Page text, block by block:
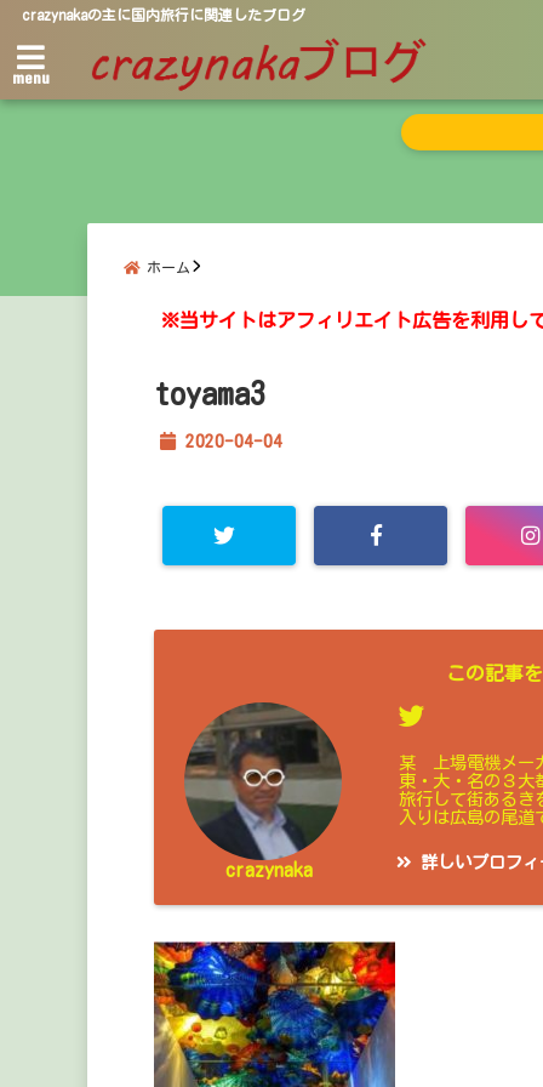
crazynakaの主に国内旅行に関連したブログ
menu
ホーム
※当サイトはアフィリエイト広告を利用し
toyama3
2020-04-04
この記事
crazynaka
某 上場電機メー
東・大・名の３大
旅行して街あるき
入りは広島の尾
詳しいプロフ